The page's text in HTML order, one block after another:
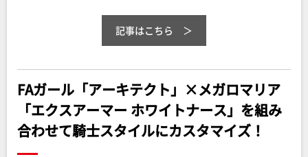
記事はこちら
FAガール「アーキテクト」×メガロマリア
「エクスアーマー ホワイトナース」を組み
合わせて騎士スタイルにカスタマイズ！